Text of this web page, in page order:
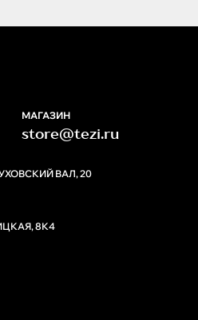
ВАЛ, 20
8К4
МАГАЗИН
store@tezi.ru